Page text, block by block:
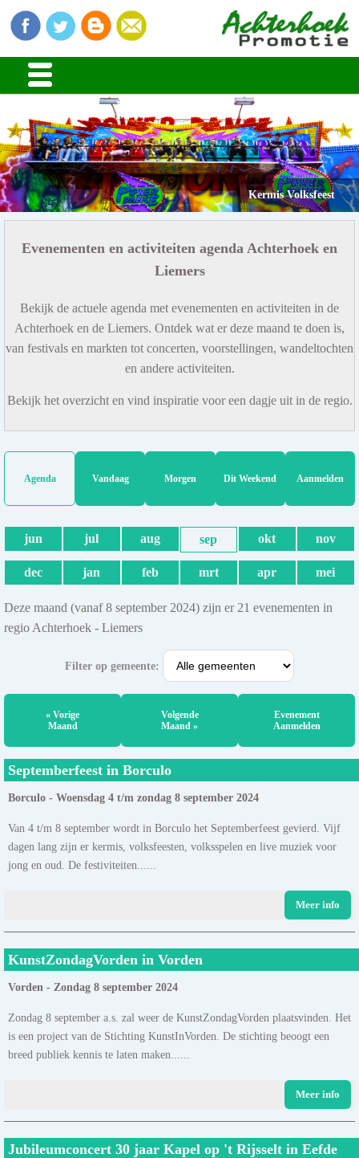
Kermis Volksfeest
Evenementen en activiteiten agenda Achterhoek en
Liemers
Bekijk de actuele agenda met evenementen en activiteiten in de
Achterhoek en de Liemers. Ontdek wat er deze maand te doen is,
van festivals en markten tot concerten, voorstellingen, wandeltochten
en andere activiteiten.
Bekijk het overzicht en vind inspiratie voor een dagje uit in de regio.
Agenda Vandaag Morgen Dit Weekend Aanmelden
jun jul aug sep okt nov
dec jan feb mrt apr mei
Deze maand (vanaf 8 september 2024) zijn er 21 evenementen in
regio Achterhoek - Liemers
Filter op gemeente:
« Vorige
Maand
Volgende
Maand »
Evenement
Aanmelden
Septemberfeest in Borculo
Borculo - Woensdag 4 t/m zondag 8 september 2024
Van 4 t/m 8 september wordt in Borculo het Septemberfeest gevierd. Vijf
dagen lang zijn er kermis, volksfeesten, volksspelen en live muziek voor
jong en oud. De festiviteiten......
Meer info
KunstZondagVorden in Vorden
Vorden - Zondag 8 september 2024
Zondag 8 september a.s. zal weer de KunstZondagVorden plaatsvinden. Het
is een project van de Stichting KunstInVorden. De stichting beoogt een
breed publiek kennis te laten maken......
Meer info
Jubileumconcert 30 jaar Kapel op 't Rijsselt in Eefde